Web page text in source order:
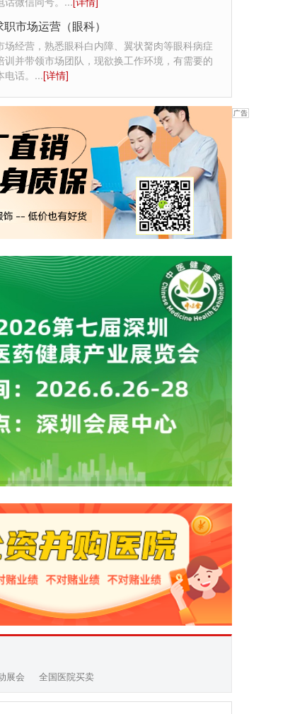
市场运营（眼科）
场经营，熟悉眼科白内障、翼状胬肉等眼科病症
训并带领市场团队，现欲换工作环境，有需要的
话。 ...[详情]
展会 全国医院买卖